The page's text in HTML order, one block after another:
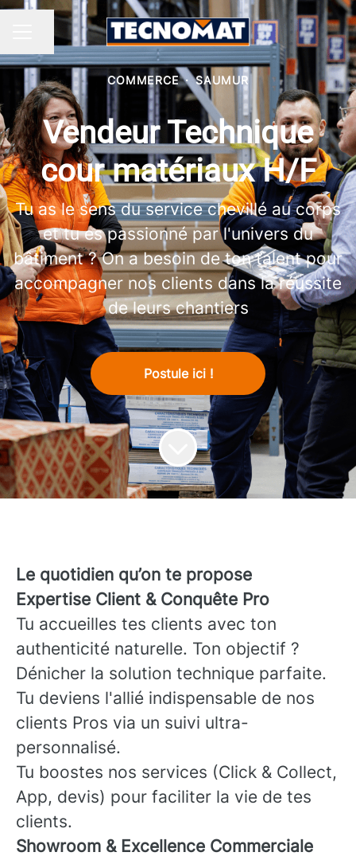
MENU CARRIÈRE
Partager la page
COMMERCE · SAUMUR
Vendeur Technique
cour matériaux H/F
Tu as le sens du service chevillé au corps
et tu es passionné par l'univers du
bâtiment ? On a besoin de ton talent pour
accompagner nos clients dans la réussite
de leurs chantiers
Postule ici !
Le quotidien qu’on te propose
Expertise Client & Conquête Pro
Tu accueilles tes clients avec ton
authenticité naturelle. Ton objectif ?
Dénicher la solution technique parfaite.
Tu deviens l'allié indispensable de nos
clients Pros via un suivi ultra-
personnalisé.
Tu boostes nos services (Click & Collect,
App, devis) pour faciliter la vie de tes
clients.
Showroom & Excellence Commerciale